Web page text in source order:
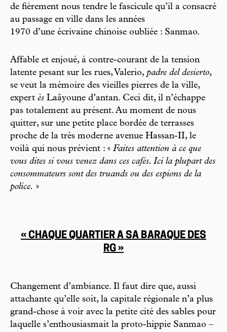
de fièrement nous tendre le fascicule qu’il a consacré
au passage en ville dans les années
1970 d’une écrivaine chinoise oubliée : Sanmao.
Affable et enjoué, à contre-courant de la tension
latente pesant sur les rues, Valerio, padre del desierto,
se veut la mémoire des vieilles pierres de la ville,
expert ès Laâyoune d’antan. Ceci dit, il n’échappe
pas totalement au présent. Au moment de nous
quitter, sur une petite place bordée de terrasses
proche de la très moderne avenue Hassan-II, le
voilà qui nous prévient : « Faites attention à ce que
vous dites si vous venez dans ces cafés. Ici la plupart des
consommateurs sont des truands ou des espions de la
police. »
« CHAQUE QUARTIER A SA BARAQUE DES
RG »
Changement d’ambiance. Il faut dire que, aussi
attachante qu’elle soit, la capitale régionale n’a plus
grand-chose à voir avec la petite cité des sables pour
laquelle s’enthousiasmait la proto-hippie Sanmao –